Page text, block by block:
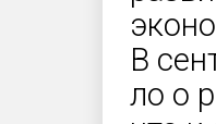
В
ло о